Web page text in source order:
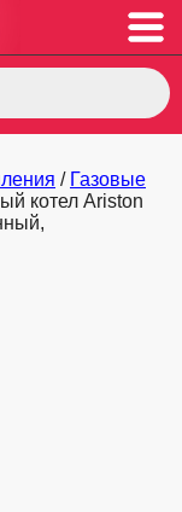
/ Газовые
котел Ariston